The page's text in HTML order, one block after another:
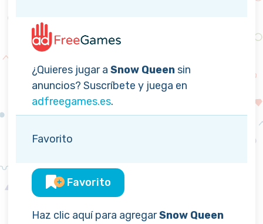
¿Quieres jugar a Snow Queensin
anuncios? Suscríbete y juega en
adfreegames.es.
Favorito
Favorito
Haz clic aquí para agregarSnow Queen